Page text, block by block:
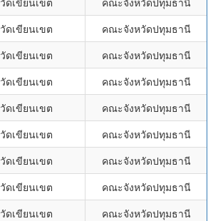
วัดเขียนเขต
คณะจังหวัดปทุมธานี
วัดเขียนเขต
คณะจังหวัดปทุมธานี
วัดเขียนเขต
คณะจังหวัดปทุมธานี
วัดเขียนเขต
คณะจังหวัดปทุมธานี
วัดเขียนเขต
คณะจังหวัดปทุมธานี
วัดเขียนเขต
คณะจังหวัดปทุมธานี
วัดเขียนเขต
คณะจังหวัดปทุมธานี
วัดเขียนเขต
คณะจังหวัดปทุมธานี